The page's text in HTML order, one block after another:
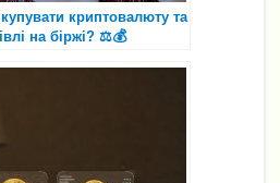
криптовалюту та
на біржі? ⚖️💰